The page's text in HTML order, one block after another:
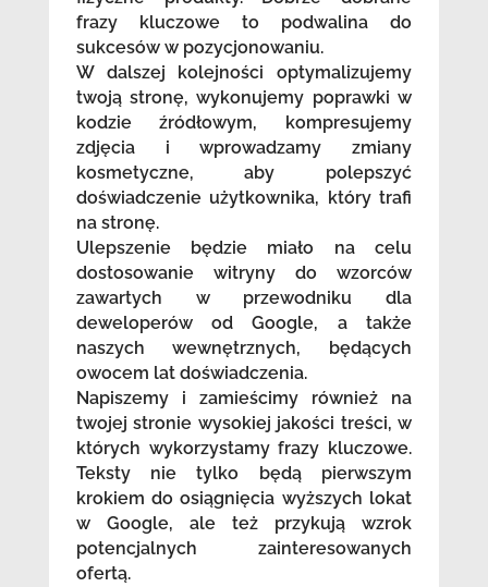
frazy kluczowe to podwalina do
sukcesów w pozycjonowaniu.
W dalszej kolejności optymalizujemy
twoją stronę, wykonujemy poprawki w
kodzie źródłowym, kompresujemy
zdjęcia i wprowadzamy zmiany
kosmetyczne, aby polepszyć
doświadczenie użytkownika, który trafi
na stronę.
Ulepszenie będzie miało na celu
dostosowanie witryny do wzorców
zawartych w przewodniku dla
deweloperów od Google, a także
naszych wewnętrznych, będących
owocem lat doświadczenia.
Napiszemy i zamieścimy również na
twojej stronie wysokiej jakości treści, w
których wykorzystamy frazy kluczowe.
Teksty nie tylko będą pierwszym
krokiem do osiągnięcia wyższych lokat
w Google, ale też przykują wzrok
potencjalnych zainteresowanych
ofertą.